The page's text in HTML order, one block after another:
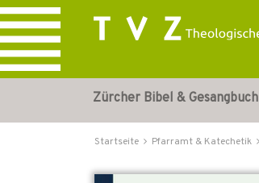
Zürcher Bibel & Gesangbuch
Startseite Pfarramt & Katechetik